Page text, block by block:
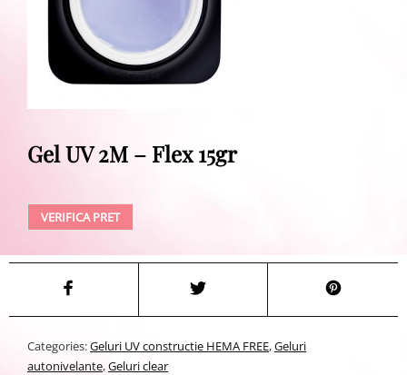
Gel UV 2M – Flex 15gr
VERIFICA PRET
Categories:Geluri UV constructie HEMA FREE,Geluri
autonivelante,Geluri clear